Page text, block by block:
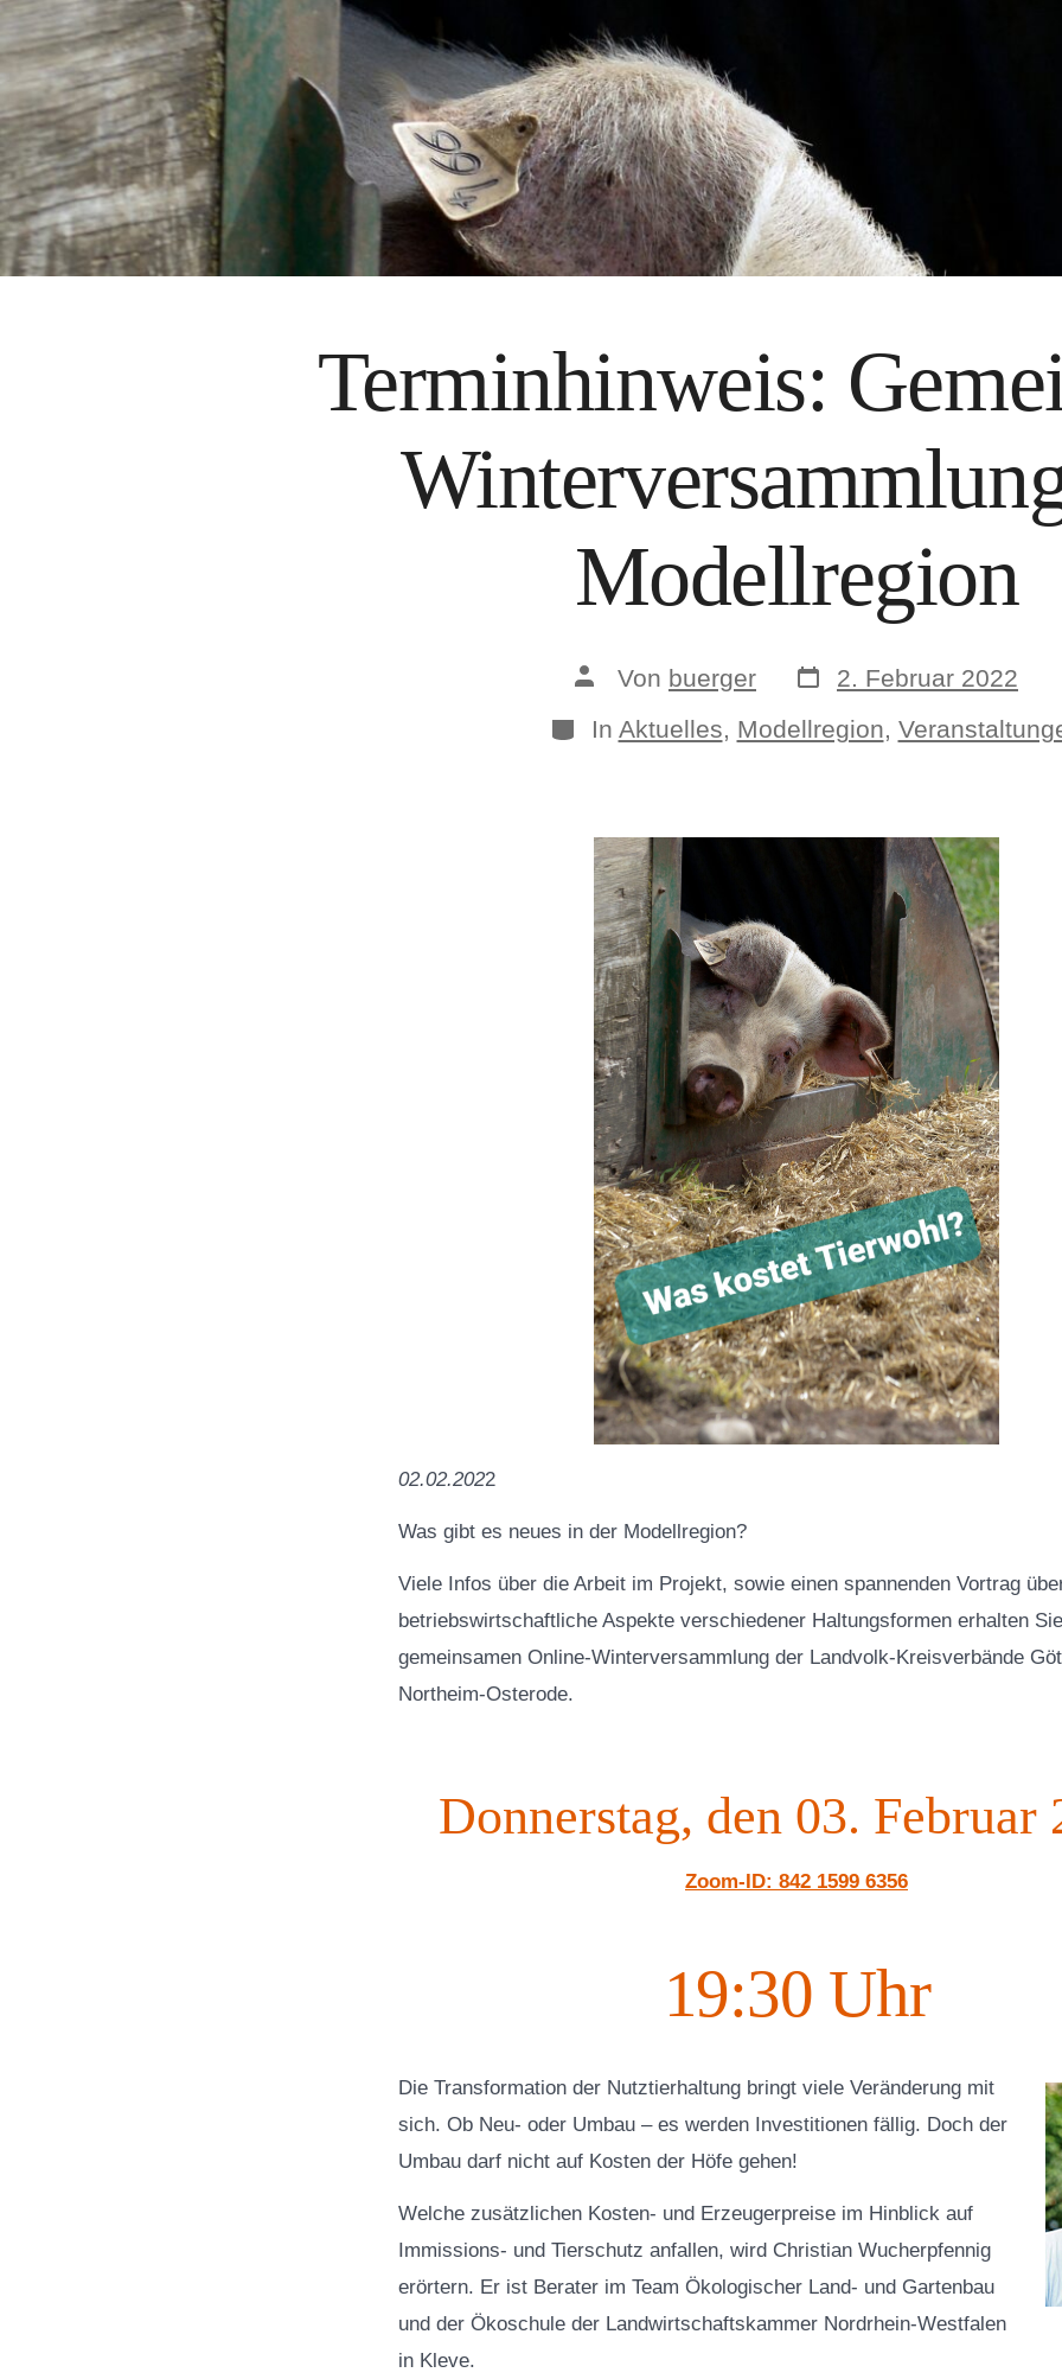
Terminhinweis:
Modellregion
Beitragsautor
Von buerger Veröffentlichungsdatum
2. Februar 2022
Kategorien
In Aktuelles, Modellregion,
02.02.2022
Was gibt es neues in der Modellregion?
Viele Infos über die Arbeit im Projekt, sowie einen spannenden Vortrag
betriebswirtschaftliche Aspekte verschiedener Haltungsformen erhalten
gemeinsamen Online-Winterversammlung der Landvolk-Kreisverbände
Northeim-Osterode.
Donnerstag, den 03. Februar
Zoom-ID: 842 1599 6356
19:30 Uhr
Die Transformation der Nutztierhaltung bringt viele Veränderung mit
sich. Ob Neu- oder Umbau – es werden Investitionen fällig. Doch der
Umbau darf nicht auf Kosten der Höfe gehen!
Welche zusätzlichen Kosten- und Erzeugerpreise im Hinblick auf
Immissions- und Tierschutz anfallen, wird Christian Wucherpfennig
erörtern. Er ist Berater im Team Ökologischer Land- und Gartenbau
und der Ökoschule der Landwirtschaftskammer Nordrhein-Westfalen
in Kleve.